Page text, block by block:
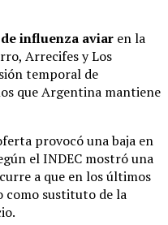
influenza aviar en la
Arrecifes y Los
temporal de
que Argentina mantiene
provocó una baja en
el INDEC mostró una
a que en los últimos
como sustituto de la